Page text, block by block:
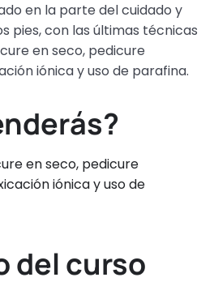
en la parte del cuidado y
pies, con las últimas técnicas
en seco, pedicure
iónica y uso de parafina.
en seco, pedicure
iónica y uso de
del curso